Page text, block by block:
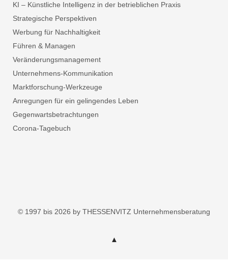
KI – Künstliche Intelligenz in der betrieblichen Praxis
Strategische Perspektiven
Werbung für Nachhaltigkeit
Führen & Managen
Veränderungsmanagement
Unternehmens-Kommunikation
Marktforschung-Werkzeuge
Anregungen für ein gelingendes Leben
Gegenwartsbetrachtungen
Corona-Tagebuch
© 1997 bis 2026 by THESSENVITZ Unternehmensberatung